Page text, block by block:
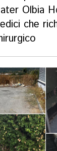
Olbia
che